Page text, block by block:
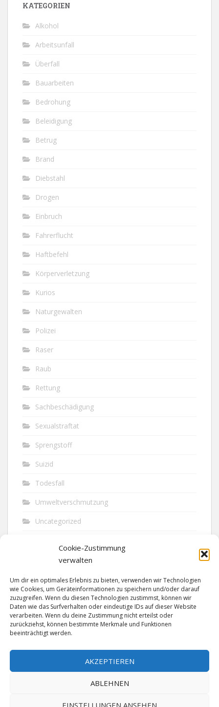
Cookie-Zustimmung
verwalten
Um dir ein optimales Erlebnis zu bieten, verwenden wir Technologien
wie Cookies, um Geräteinformationen zu speichern und/oder darauf
zuzugreifen. Wenn du diesen Technologien zustimmst, können wir
Daten wie das Surfverhalten oder eindeutige IDs auf dieser Website
verarbeiten. Wenn du deine Zustimmung nicht erteilst oder
zurückziehst, können bestimmte Merkmale und Funktionen
beeinträchtigt werden.
AKZEPTIEREN
ABLEHNEN
EINSTELLUNGEN ANSEHEN
KATEGORIEN
Alkohol
Arbeitsunfall
Überfall
Bauarbeiten
Bedrohung
Beleidigung
Betrug
Brand
Diebstahl
Drogen
Einbruch
Fahrerflucht
Haftbefehl
Körperverletzung
Kurios
Naturgewalten
Polizei
Raser
Raub
Rettung
Sachbeschädigung
Sexualstraftat
Sprengstoff
Suizid
Todesfall
Umweltverschmutzung
Uncategorized
Vandalismus
Verkehr
Verkehrsunfall
Vermisst
Waffen